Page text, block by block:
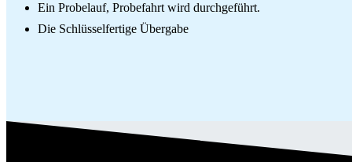
Ein Probelauf, Probefahrt wird durchgeführt.
Die Schlüsselfertige Übergabe